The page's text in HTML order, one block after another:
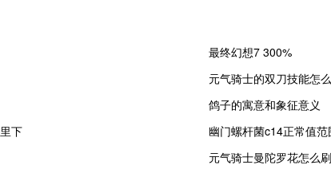
最终幻想7 300%
元气骑士的双刀技能怎
鸽子的寓意和象征意义
下
幽门螺杆菌c14正常值范
元气骑士曼陀罗花怎么刷